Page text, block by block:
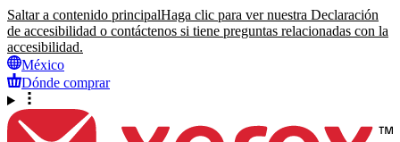
Saltar a contenido principalHaga clic para ver nuestra Declaración
de accesibilidad o contáctenos si tiene preguntas relacionadas con la
accesibilidad.
México
Dónde comprar